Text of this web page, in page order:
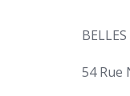
54 Rue